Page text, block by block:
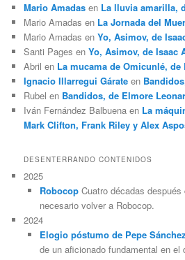
Mario Amadas en La lluvia amarilla,
Mario Amadas en La Jornada del
Mario Amadas enYo, Asimov, de
Santi Pages enYo, Asimov, de Isaac
Abril en La mucama de Omicunlé, de
Ignacio Illarregui Gárate en
Rubel en Bandidos, de Elmore
Iván Fernández Balbuena en La
Mark Clifton, Frank Riley y Alex
DESENTERRANDO CONTENIDOS
2025
RobocopCuatro décadas después
necesario volver a Robocop.
2024
Elogio póstumo de Pepe
de un aficionado fundamental en el